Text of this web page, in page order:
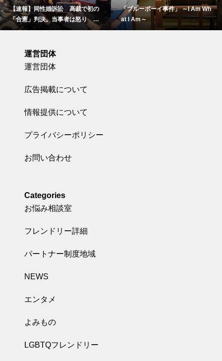
【速報】同性婚訴訟 高裁で初の
「合憲」判決。当事者は怒り 東
京地裁で
「ブルーボーイ事件」 ～I Am Wh
at I Am～
運営団体
運営団体
広告掲載について
情報提供について
プライバシーポリシー
お問い合わせ
Categories
お悩み相談室
フレンドリー詳細
パートナー制度地域
NEWS
エンタメ
よみもの
LGBTQフレンドリー